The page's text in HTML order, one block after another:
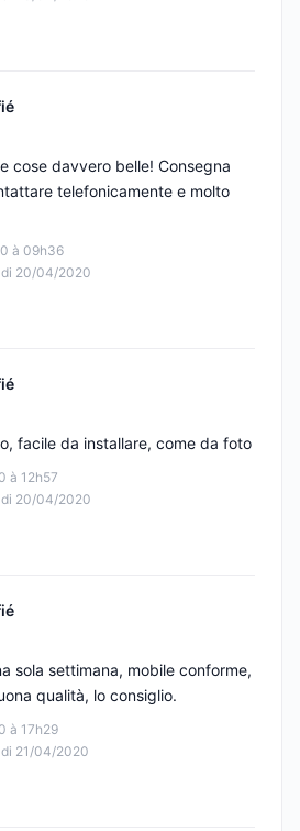
à 09h36
di 20/04/2020
cose davvero belle! Consegna
telefonicamente e molto
à 12h57
di 20/04/2020
facile da installare, come da foto
à 17h29
21/04/2020
sola settimana, mobile conforme,
qualità, lo consiglio.